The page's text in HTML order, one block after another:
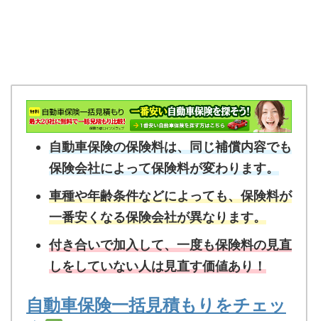
自動車保険の保険料は、同じ補償内容でも
保険会社によって保険料が変わります。
車種や年齢条件などによっても、保険料が
一番安くなる保険会社が異なります。
付き合いで加入して、一度も保険料の見直
しをしていない人は見直す価値あり！
自動車保険一括見積もりをチェッ